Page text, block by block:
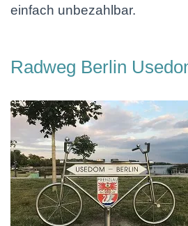
einfach unbezahlbar.
Radweg Berlin